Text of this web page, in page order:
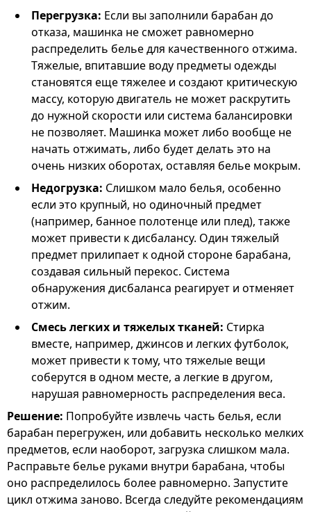
Перегрузка: Если вы заполнили барабан до
отказа, машинка не сможет равномерно
распределить белье для качественного отжима.
Тяжелые, впитавшие воду предметы одежды
становятся еще тяжелее и создают критическую
массу, которую двигатель не может раскрутить
до нужной скорости или система балансировки
не позволяет. Машинка может либо вообще не
начать отжимать, либо будет делать это на
очень низких оборотах, оставляя белье мокрым.
Недогрузка: Слишком мало белья, особенно
если это крупный, но одиночный предмет
(например, банное полотенце или плед), также
может привести к дисбалансу. Один тяжелый
предмет прилипает к одной стороне барабана,
создавая сильный перекос. Система
обнаружения дисбаланса реагирует и отменяет
отжим.
Смесь легких и тяжелых тканей: Стирка
вместе, например, джинсов и легких футболок,
может привести к тому, что тяжелые вещи
соберутся в одном месте, а легкие в другом,
нарушая равномерность распределения веса.
Решение: Попробуйте извлечь часть белья, если
барабан перегружен, или добавить несколько мелких
предметов, если наоборот, загрузка слишком мала.
Расправьте белье руками внутри барабана, чтобы
оно распределилось более равномерно. Запустите
цикл отжима заново. Всегда следуйте рекомендациям